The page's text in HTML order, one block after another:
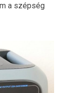
a szépség